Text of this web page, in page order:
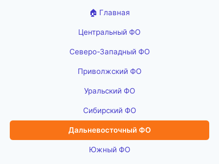
🏠 Главная
Центральный ФО
Северо-Западный ФО
Приволжский ФО
Уральский ФО
Сибирский ФО
Дальневосточный ФО
Южный ФО